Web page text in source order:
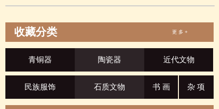
收藏分类 更 多 +
青铜器 陶瓷器 近代文物
民族服饰 石质文物 书 画 杂 项